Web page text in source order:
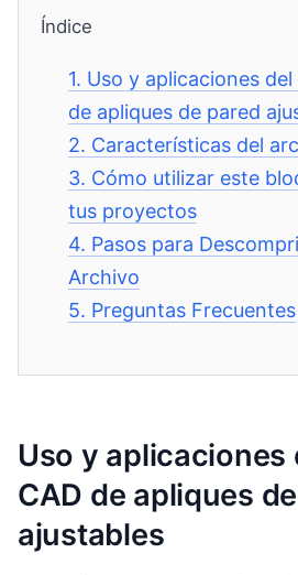
Índice
1. Uso y aplicaciones del
de apliques de pared
2. Características del
3. Cómo utilizar este
tus proyectos
4. Pasos para
Archivo
5. Preguntas Frecuentes
Uso y aplicaciones
CAD de apliques
ajustables